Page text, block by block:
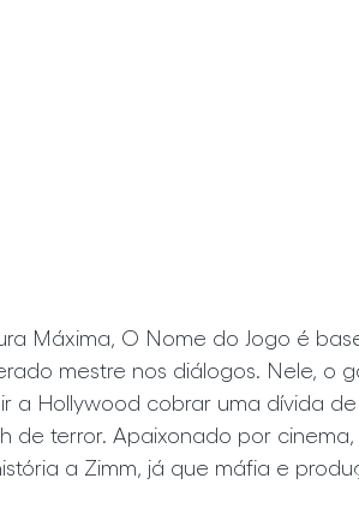
Máxima, O Nome do Jogo é
mestre nos diálogos. Nele, o
a Hollywood cobrar uma dívida
de terror. Apaixonado por
a Zimm, já que máfia e